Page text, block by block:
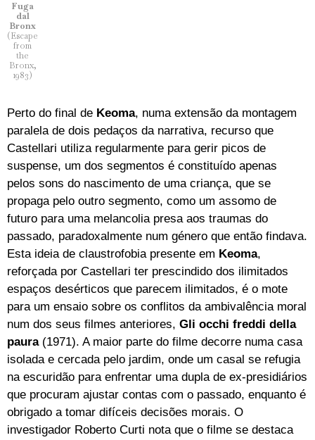
Fuga
dal
Bronx
(Escape
from
the
Bronx,
1983)
Perto do final de Keoma, numa extensão da montagem
paralela de dois pedaços da narrativa, recurso que
Castellari utiliza regularmente para gerir picos de
suspense, um dos segmentos é constituído apenas
pelos sons do nascimento de uma criança, que se
propaga pelo outro segmento, como um assomo de
futuro para uma melancolia presa aos traumas do
passado, paradoxalmente num género que então findava.
Esta ideia de claustrofobia presente em Keoma,
reforçada por Castellari ter prescindido dos ilimitados
espaços desérticos que parecem ilimitados, é o mote
para um ensaio sobre os conflitos da ambivalência moral
num dos seus filmes anteriores, Gli occhi freddi della
paura(1971). A maior parte do filme decorre numa casa
isolada e cercada pelo jardim, onde um casal se refugia
na escuridão para enfrentar uma dupla de ex-presidiários
que procuram ajustar contas com o passado, enquanto é
obrigado a tomar difíceis decisões morais. O
investigador Roberto Curti nota que o filme se destaca